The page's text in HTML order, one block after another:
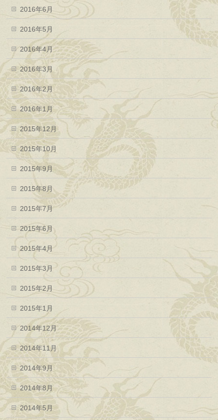
2016年6月
2016年5月
2016年4月
2016年3月
2016年2月
2016年1月
2015年12月
2015年10月
2015年9月
2015年8月
2015年7月
2015年6月
2015年4月
2015年3月
2015年2月
2015年1月
2014年12月
2014年11月
2014年9月
2014年8月
2014年5月